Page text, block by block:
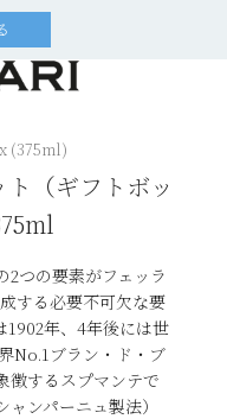
(375ml)
（ギフトボッ
2つの要素がフェッラ
する必要不可欠な要
1902年、4年後には世
No.1ブラン・ド・ブ
徴するスプマンテで
ンパーニュ製法）